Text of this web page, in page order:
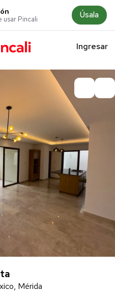
usar Pincali Úsala
Ingresar
Mérida